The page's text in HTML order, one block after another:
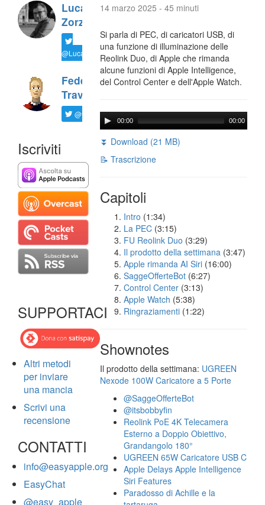
Luca
Zorzi
@LucaTNT
Federico
Travaini
@ftrava
Iscriviti
SUPPORTACI
Altri metodi
per inviare
una mancia
Scrivi una
recensione
CONTATTI
info@easyapple.org
EasyChat
@easy_apple
14 marzo 2025 - 45 minuti
Si parla di PEC, di caricatori USB, di
una funzione di illuminazione delle
Reolink Duo, di Apple che rimanda
alcune funzioni di Apple Intelligence,
del Control Center e dell'Apple Watch.
00:00 00:00
⏬ Download (21 MB)
📝 Trascrizione
Capitoli
Intro (1:34)
La PEC (3:15)
FU Reolink Duo (3:29)
Il prodotto della settimana (3:47)
Apple rimanda AI Siri (16:00)
SaggeOfferteBot (6:27)
Control Center (3:13)
Apple Watch (5:38)
Ringraziamenti (1:22)
Shownotes
Il prodotto della settimana: UGREEN
Nexode 100W Caricatore a 5 Porte
@SaggeOfferteBot
@itsbobbyfin
Reolink PoE 4K Telecamera
Esterno a Doppio Obiettivo,
Grandangolo 180°
UGREEN 65W Caricatore USB C
Apple Delays Apple Intelligence
Siri Features
Paradosso di Achille e la